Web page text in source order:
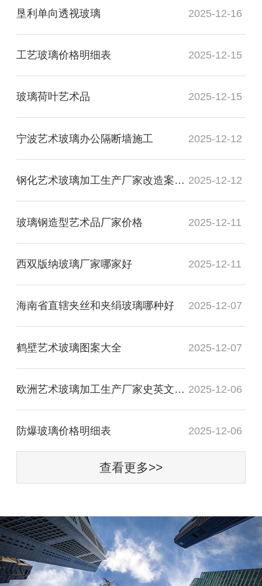
垦利单向透视玻璃 2025-12-16
工艺玻璃价格明细表 2025-12-15
玻璃荷叶艺术品 2025-12-15
宁波艺术玻璃办公隔断墙施工 2025-12-12
钢化艺术玻璃加工生产厂家改造案例图 2025-12-12
玻璃钢造型艺术品厂家价格 2025-12-11
西双版纳玻璃厂家哪家好 2025-12-11
海南省直辖夹丝和夹绢玻璃哪种好 2025-12-07
鹤壁艺术玻璃图案大全 2025-12-07
欧洲艺术玻璃加工生产厂家史英文名词解释 2025-12-06
防爆玻璃价格明细表 2025-12-06
查看更多>>